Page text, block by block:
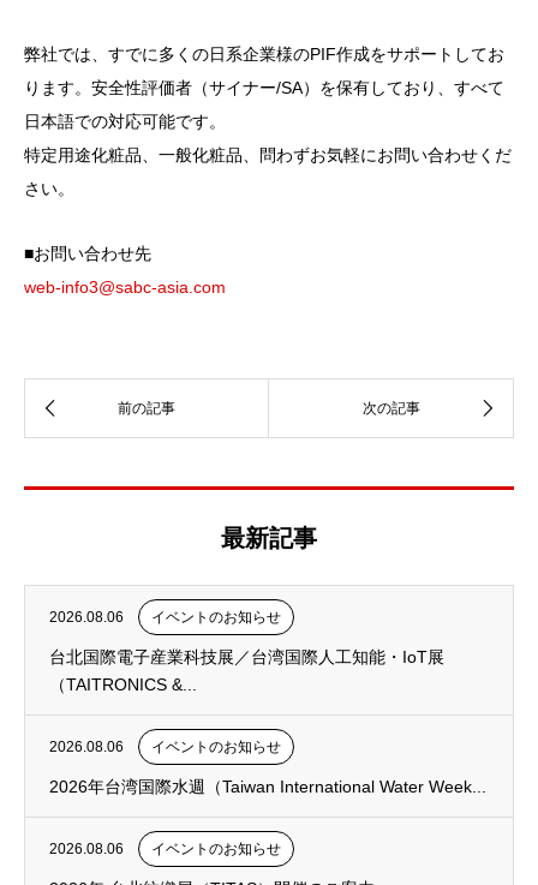
弊社では、すでに多くの日系企業様のPIF作成をサポートしてお
ります。安全性評価者（サイナー/SA）を保有しており、すべて
日本語での対応可能です。
特定用途化粧品、一般化粧品、問わずお気軽にお問い合わせくだ
さい。
■お問い合わせ先
web-info3@sabc-asia.com
最新記事
2026.08.06 イベントのお知らせ
台北国際電子産業科技展／台湾国際人工知能・IoT展
（TAITRONICS &...
2026.08.06 イベントのお知らせ
2026年台湾国際水週（Taiwan International Water Week...
2026.08.06 イベントのお知らせ